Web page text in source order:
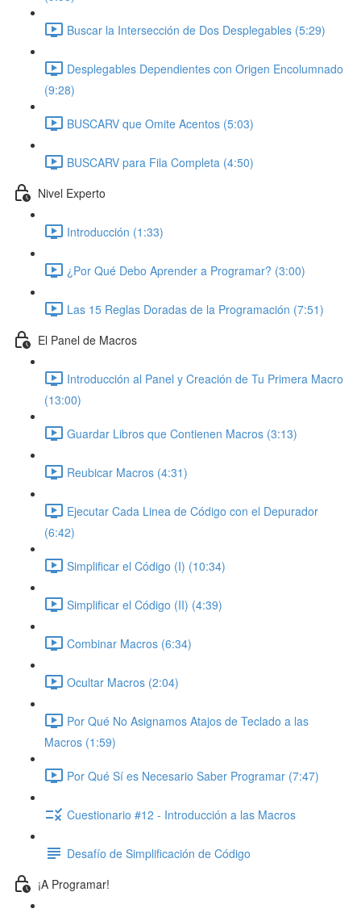
Buscar la Intersección de Dos Desplegables (5:29)
Desplegables Dependientes con Origen Encolumnado
(9:28)
BUSCARV que Omite Acentos (5:03)
BUSCARV para Fila Completa (4:50)
Nivel Experto
Introducción (1:33)
¿Por Qué Debo Aprender a Programar? (3:00)
Las 15 Reglas Doradas de la Programación (7:51)
El Panel de Macros
Introducción al Panel y Creación de Tu Primera Macro
(13:00)
Guardar Libros que Contienen Macros (3:13)
Reubicar Macros (4:31)
Ejecutar Cada Linea de Código con el Depurador
(6:42)
Simplificar el Código (I) (10:34)
Simplificar el Código (II) (4:39)
Combinar Macros (6:34)
Ocultar Macros (2:04)
Por Qué No Asignamos Atajos de Teclado a las
Macros (1:59)
Por Qué Sí es Necesario Saber Programar (7:47)
Cuestionario #12 - Introducción a las Macros
Desafío de Simplificación de Código
¡A Programar!